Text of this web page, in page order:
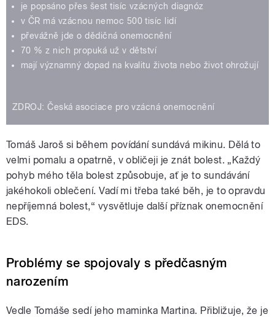
je popsáno přes šest tisíc vzácných diagnóz
v ČR má vzácnou nemoc 500 tisíc lidí
převážně jde o dědičná onemocnění
70 % z nich propuká už v dětství
mají významný dopad na kvalitu života nebo život ohrožují
ZDROJ: Česká asociace pro vzácná onemocnění
Tomáš Jaroš si během povídání sundává mikinu. Dělá to
velmi pomalu a opatrně, v obličeji je znát bolest. „Každý
pohyb mého těla bolest způsobuje, ať je to sundávání
jakéhokoli oblečení. Vadí mi třeba také běh, je to opravdu
nepříjemná bolest,“ vysvětluje další příznak onemocnění
EDS.
Problémy se spojovaly s předčasným
narozením
Vedle Tomáše sedí jeho maminka Martina. Přibližuje, že je